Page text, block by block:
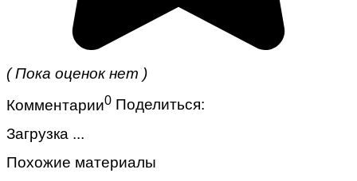
( Пока оценок нет )
Комментарии0 Поделиться:
Загрузка ...
Похожие материалы